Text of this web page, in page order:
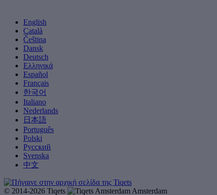
English
Català
Čeština
Dansk
Deutsch
Ελληνικά
Español
Français
한국어
Italiano
Nederlands
日本語
Português
Polski
Русский
Svenska
中文
© 2014-2026 Tiqets
Amsterdam